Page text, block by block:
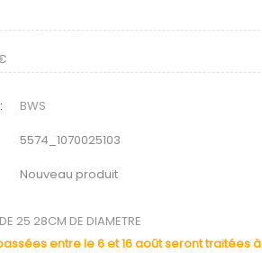
BWS
5574_1070025103
Nouveau produit
25 28CM DE DIAMETRE
entre le 6 et 16 août seront traitées à